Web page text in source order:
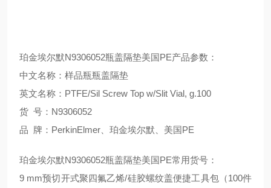
珀金埃尔默N9306052瓶盖隔垫美国PE产品参数：
中文名称：样品瓶瓶盖隔垫
英文名称：PTFE/Sil Screw Top w/Slit Vial, g.100
货 号：N9306052
品 牌：PerkinElmer、珀金埃尔默、美国PE
珀金埃尔默N9306052瓶盖隔垫美国PE常用货号：
9 mm预切开式聚四氟乙烯/硅胶螺纹盖便捷工具包（100件